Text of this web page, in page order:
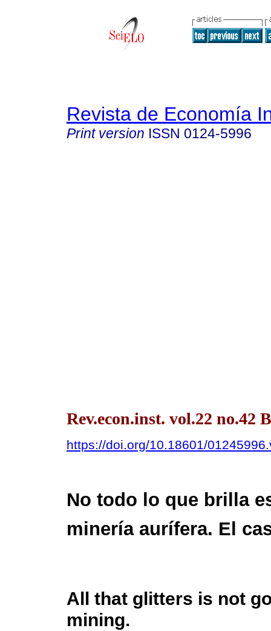
Revista de Economía
Print version ISSN 0124-5996
Rev.econ.inst. vol.22 no.42
https://doi.org/10.18601/
No todo lo que brilla
minería aurífera. El
All that glitters is not
mining.